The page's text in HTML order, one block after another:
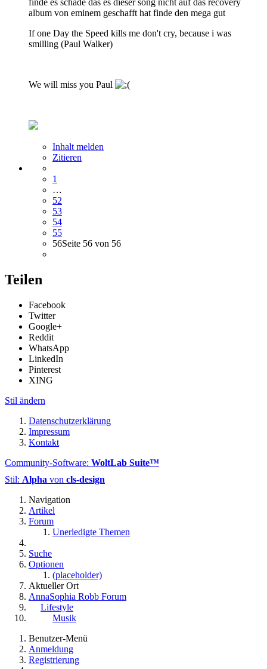
finde es schade das es dieser song nicht auf das recovery
album von eminem geschafft hat finde den mega gut
If one Day the Speed kills me don't cry, because i was
smilling (Paul Walker)
We will miss you Paul
Inhalt melden
Zitieren
1
…
52
53
54
55
56Seite 56 von 56
Teilen
Facebook
Twitter
Google+
Reddit
WhatsApp
LinkedIn
Pinterest
XING
Stil ändern
Datenschutzerklärung
Impressum
Kontakt
Community-Software: WoltLab Suite™
Stil: Alpha von cls-design
Navigation
Artikel
Forum
Unerledigte Themen
Suche
Optionen
(placeholder)
Aktueller Ort
AnnaSophia Robb Forum
Lifestyle
Musik
Benutzer-Menü
Anmeldung
Registrierung